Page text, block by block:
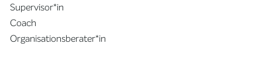
Supervisor*in
Coach
Organisationsberater*in